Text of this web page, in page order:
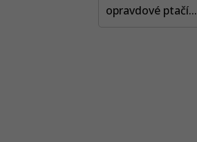
opravdové ptačí...